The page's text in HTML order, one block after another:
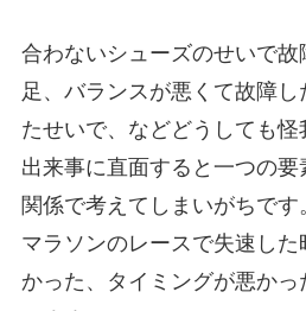
合わないシューズのせいで故
足、バランスが悪くて故障
たせいで、などどうしても
出来事に直面すると一つの
関係で考えてしまいがちです
マラソンのレースで失速し
かった、タイミングが悪かっ